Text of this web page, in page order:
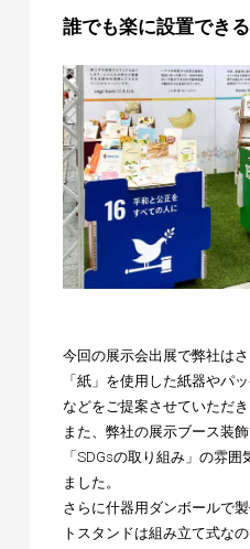
誰でも楽に設置でき
今回の展示会出展で弊社は
「紙」を使用した紙器やパ
などをご提案させていただき
また、弊社の展示ブース装
「SDGsの取り組み」の雰
ました。
さらに什器用ダンボールで
トスタンドは組み立て式な